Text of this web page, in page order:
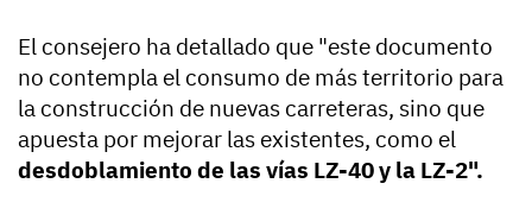
El consejero ha detallado que "este documento
no contempla el consumo de más territorio para
la construcción de nuevas carreteras, sino que
apuesta por mejorar las existentes, como el
desdoblamiento de las vías LZ-40 y la LZ-2".